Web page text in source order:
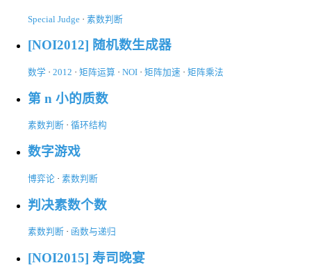
Special Judge · 素数判断
[NOI2012] 随机数生成器
数学 · 2012 · 矩阵运算 · NOI · 矩阵加速 · 矩阵乘法
第 n 小的质数
素数判断 · 循环结构
数字游戏
博弈论 · 素数判断
判决素数个数
素数判断 · 函数与递归
[NOI2015] 寿司晚宴